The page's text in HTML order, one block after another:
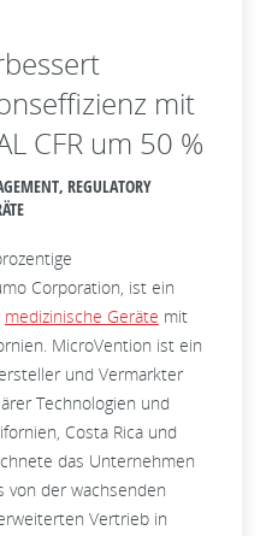
mit
CFR um 50 %
REGULATORY
Corporation, ist ein
medizinische Geräte mit
MicroVention ist ein
und Vermarkter
Technologien und
Costa Rica und
das Unternehmen
von der wachsenden
Vertrieb in